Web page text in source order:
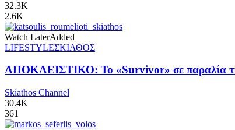
32.3K
2.6K
Watch LaterAdded
LIFESTYLEΣΚΙΑΘΟΣ
ΑΠΟΚΛΕΙΣΤΙΚΟ: Το «Survivor» σε παραλία
Skiathos Channel
30.4K
361